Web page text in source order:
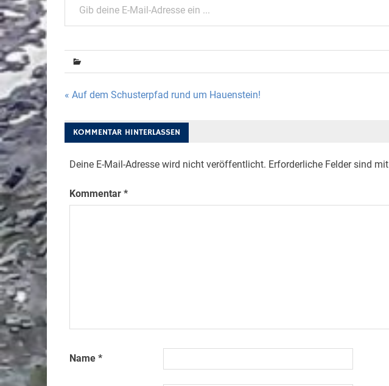
Beitragsnavigation
« Auf dem Schusterpfad rund um Hauenstein!
KOMMENTAR HINTERLASSEN
Deine E-Mail-Adresse wird nicht veröffentlicht. Erforderliche Felder sind mit
Kommentar *
Name *